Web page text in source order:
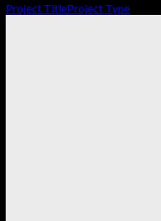
Project TitleProject Type